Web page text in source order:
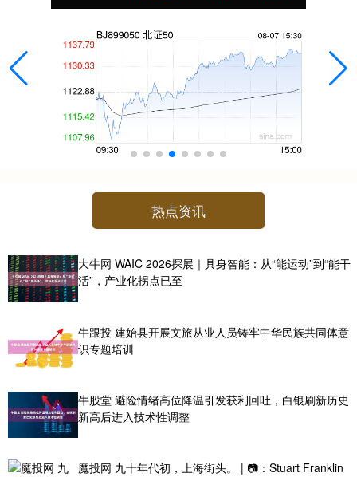
热点资讯
大牛网 WAIC 2026探展｜具身智能：从“能运动”到“能干
活”，产业化拐点已至
牛跟投 建始县开展文旅从业人员铸牢中华民族共同体意
识专题培训
牛股堂 避险情绪高位降温引发获利回吐，白银刷新历史
新高后进入技术性调整
魔投网 九十年代初，上海街头。 | 📷：Stuart Franklin ​